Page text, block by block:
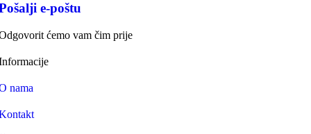
e-poštu
ćemo vam čim prije
nama